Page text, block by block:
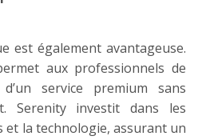
est également avantageuse.
aux professionnels de
service premium sans
Serenity investit dans les
et la technologie, assurant un